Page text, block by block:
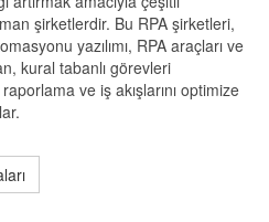
şirketlerdir. Bu RPA şirketleri,
yazılımı, RPA araçları ve
kural tabanlı görevleri
ve iş akışlarını optimize